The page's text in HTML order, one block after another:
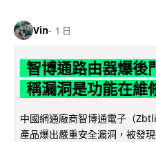
Vin 1 日
智博通路由器爆後
稱漏洞是功能在維
中國網通廠商智博通電子（
產品爆出嚴重安全漏洞，被發